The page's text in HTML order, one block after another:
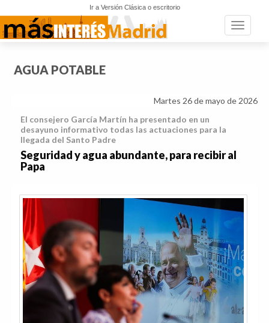
Ir a Versión Clásica o escritorio
Toggle
AGUA POTABLE
Martes 26 de mayo de 2026
El consejero García Martín ha presentado en un
desayuno informativo todas las actuaciones para la
llegada del Santo Padre
Seguridad y agua abundante, para recibir al
Papa